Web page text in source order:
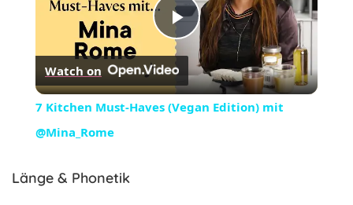
Play
Video
Watch on
7 Kitchen Must-Haves (Vegan Edition) mit
@Mina_Rome
Länge & Phonetik